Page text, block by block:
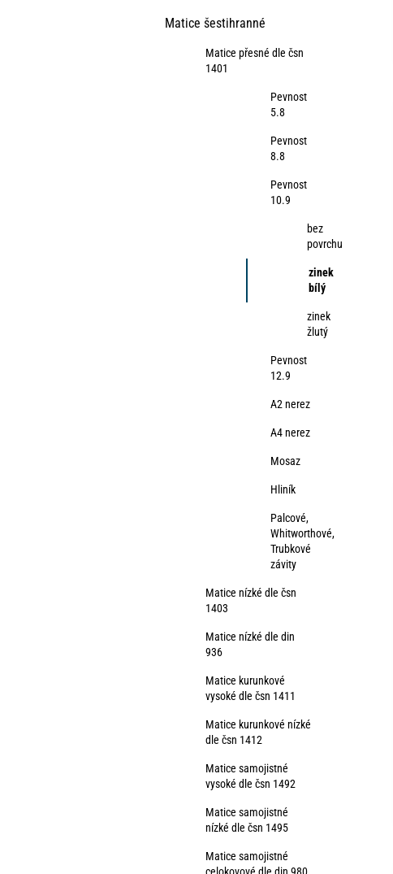
Matice šestihranné
Matice přesné dle čsn
1401
Pevnost
5.8
Pevnost
8.8
Pevnost
10.9
bez
povrchu
zinek
bílý
zinek
žlutý
Pevnost
12.9
A2 nerez
A4 nerez
Mosaz
Hliník
Palcové,
Whitworthové,
Trubkové
závity
Matice nízké dle čsn
1403
Matice nízké dle din
936
Matice kurunkové
vysoké dle čsn 1411
Matice kurunkové nízké
dle čsn 1412
Matice samojistné
vysoké dle čsn 1492
Matice samojistné
nízké dle čsn 1495
Matice samojistné